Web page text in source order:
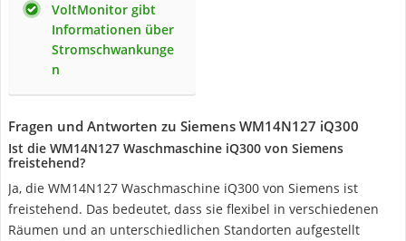
VoltMonitor gibt
Informationen über
Stromschwankunge
n
Fragen und Antworten zu Siemens WM14N127 iQ300
Ist die WM14N127 Waschmaschine iQ300 von Siemens
freistehend?
Ja, die WM14N127 Waschmaschine iQ300 von Siemens ist
freistehend. Das bedeutet, dass sie flexibel in verschiedenen
Räumen und an unterschiedlichen Standorten aufgestellt